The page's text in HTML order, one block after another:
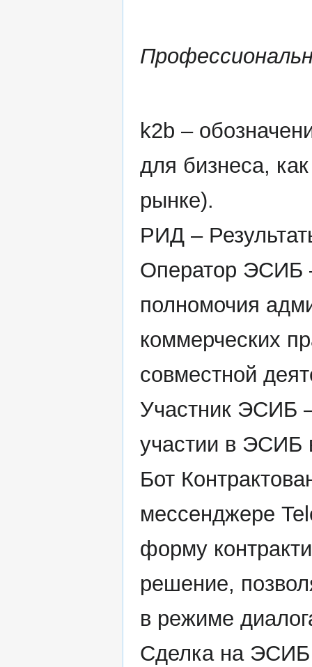
k2b –
для бизнеса,
рынке).
РИД –
Оператор ЭСИБ
полномочия
коммерческих
совместной
Участник ЭСИБ
участии в ЭСИБ
Бот
мессенджере
форму
решение,
в режиме
Сделка на ЭСИБ